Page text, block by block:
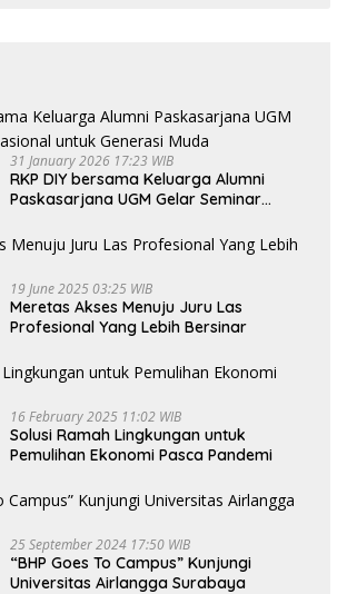
31 January 2026 17:23 WIB
RKP DIY bersama Keluarga Alumni
Paskasarjana UGM Gelar Seminar
19 June 2025 03:25 WIB
Meretas Akses Menuju Juru Las
Profesional Yang Lebih Bersinar
16 February 2025 11:02 WIB
Solusi Ramah Lingkungan untuk
Pemulihan Ekonomi Pasca Pandemi
25 September 2024 17:50 WIB
“BHP Goes To Campus” Kunjungi
Universitas Airlangga Surabaya